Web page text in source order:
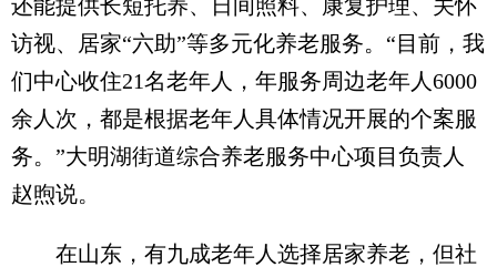
还能提供长短托养、日间照料、康复护理、关怀
访视、居家“六助”等多元化养老服务。“目前，我
们中心收住21名老年人，年服务周边老年人6000
余人次，都是根据老年人具体情况开展的个案服
务。”大明湖街道综合养老服务中心项目负责人
赵煦说。
在山东，有九成老年人选择居家养老，但社